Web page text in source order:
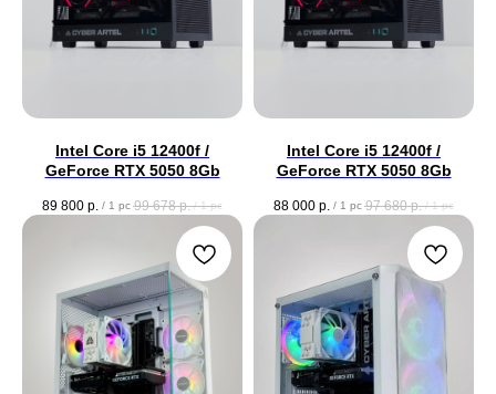
Intel Core i5 12400f /
GeForce RTX 5050 8Gb
89 800 р. / 1 pc 99 678 р. / 1 pc
Intel Core i5 12400f /
GeForce RTX 5050 8Gb
88 000 р. / 1 pc 97 680 р. / 1 pc